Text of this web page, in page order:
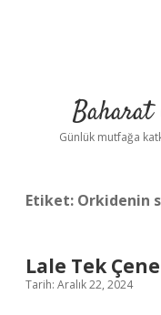
Baharat
Günlük mutfağa
Etiket: Orkidenin
Lale Tek
Tarih: Aralık 22, 2024